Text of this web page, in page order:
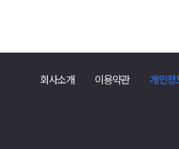
회사소개 이용약관 개인정